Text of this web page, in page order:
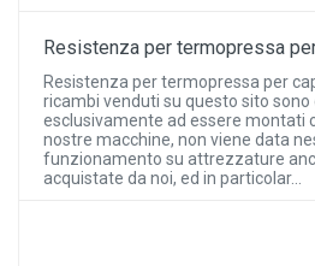
Resistenza per termopressa
Resistenza per termopressa per
ricambi venduti su questo sito sono
esclusivamente ad essere montati
nostre macchine, non viene data
funzionamento su attrezzature
acquistate da noi, ed in particolar...